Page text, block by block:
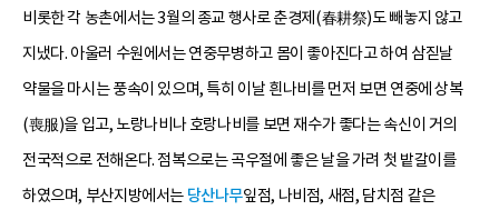
비롯한 각 농촌에서는 3월의 종교 행사로 춘경제(春耕祭)도 빼놓지 않고
지냈다. 아울러 수원에서는 연중무병하고 몸이 좋아진다고 하여 삼짇날
약물을 마시는 풍속이 있으며, 특히 이날 흰나비를 먼저 보면 연중에 상복
(喪服)을 입고, 노랑나비나 호랑나비를 보면 재수가 좋다는 속신이 거의
전국적으로 전해온다. 점복으로는 곡우절에 좋은 날을 가려 첫 밭갈이를
하였으며, 부산지방에서는 당산나무잎점, 나비점, 새점, 담치점 같은